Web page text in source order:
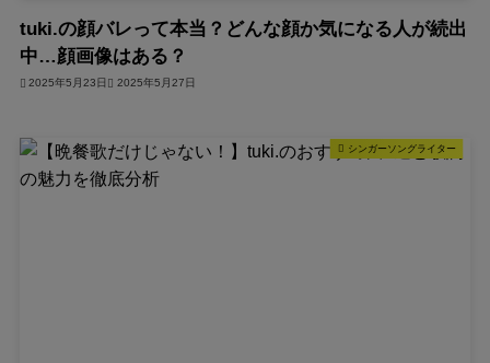
tuki.の顔バレって本当？どんな顔か気になる人が続出
中…顔画像はある？
2025年5月23日 2025年5月27日
シンガーソングライター